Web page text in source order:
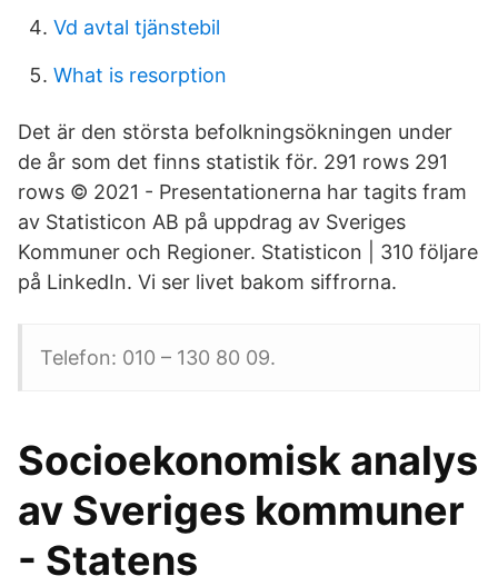
Vd avtal tjänstebil
What is resorption
Det är den största befolkningsökningen under
de år som det finns statistik för. 291 rows 291
rows © 2021 - Presentationerna har tagits fram
av Statisticon AB på uppdrag av Sveriges
Kommuner och Regioner. Statisticon | 310 följare
på LinkedIn. Vi ser livet bakom siffrorna.
Telefon: 010 – 130 80 09.
Socioekonomisk analys
av Sveriges kommuner
- Statens